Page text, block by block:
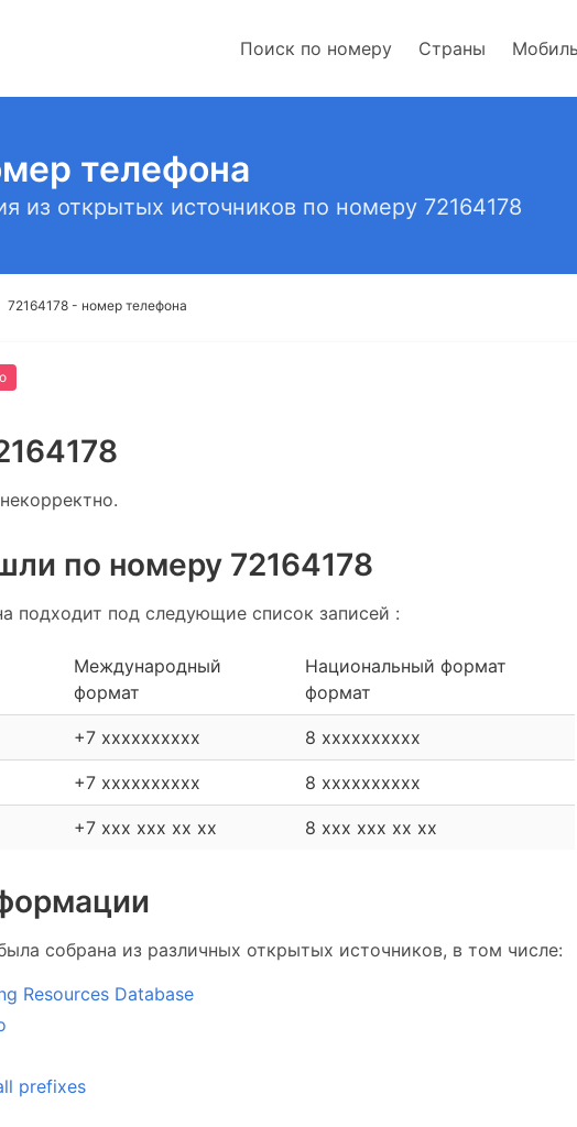
Поиск по номеру Страны
телефона
из открытых источников по номеру 72164178
72164178 - номер телефона
по номеру 72164178
подходит под следующие список записей :
Международный
формат
Национальный формат
формат
+7 xxxxxxxxxx 8 xxxxxxxxxx
+7 xxxxxxxxxx 8 xxxxxxxxxx
+7 xxx xxx xx xx 8 xxx xxx xx xx
собрана из различных открытых источников, в том числе:
Resources Database
prefixes